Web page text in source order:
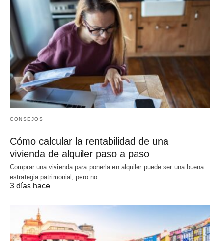
CONSEJOS
Cómo calcular la rentabilidad de una
vivienda de alquiler paso a paso
Comprar una vivienda para ponerla en alquiler puede ser una buena
estrategia patrimonial, pero no…
3 días hace